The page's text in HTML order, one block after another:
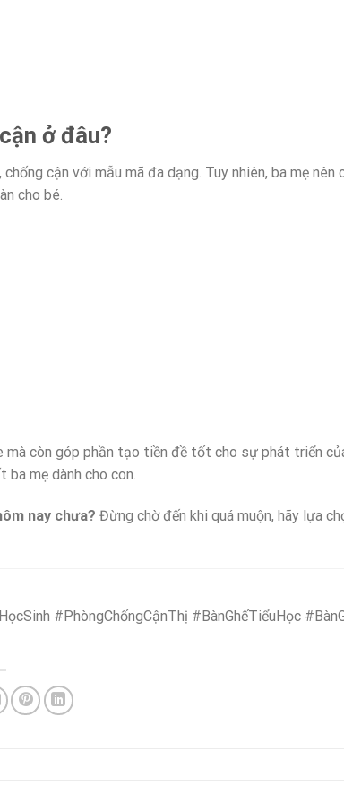
ở đâu?
cận với mẫu mã đa dạng. Tuy nhiên, ba mẹ nên
cho bé.
mà còn góp phần tạo tiền đề tốt cho sự phát triển
mẹ dành cho con.
nay chưa? Đừng chờ đến khi quá muộn, hãy lựa
#PhòngChốngCậnThị #BànGhếTiểuHọc